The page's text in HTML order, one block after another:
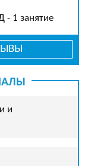
- 1 занятие
и